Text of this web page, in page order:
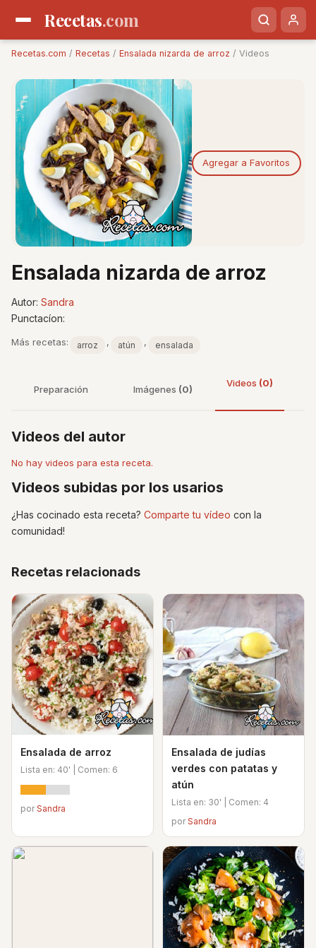
Recetas.com
Recetas.com / Recetas / Ensalada nizarda de arroz / Videos
Agregar a Favoritos
Ensalada nizarda de arroz
Autor: Sandra
Punctacíon:
Más recetas: arroz , atún , ensalada
Preparación Imágenes (0)
Videos (0)
Videos del autor
No hay videos para esta receta.
Videos subidas por los usarios
¿Has cocinado esta receta? Comparte tu vídeo con la
comunidad!
Recetas relacionads
Ensalada de arroz
Lista en: 40' | Comen: 6
porSandra
Ensalada de judías
verdes con patatas y
atún
Lista en: 30' | Comen: 4
porSandra